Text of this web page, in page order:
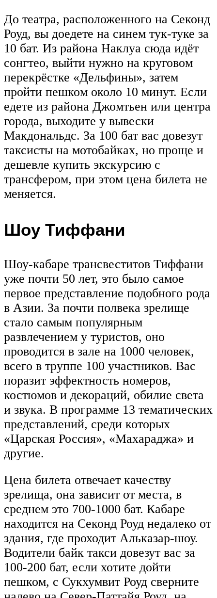
До театра, расположенного на Секонд
Роуд, вы доедете на синем тук-туке за
10 бат. Из района Наклуа сюда идёт
сонгтео, выйти нужно на круговом
перекрёстке «Дельфины», затем
пройти пешком около 10 минут. Если
едете из района Джомтьен или центра
города, выходите у вывески
Макдональдс. За 100 бат вас довезут
таксисты на мотобайках, но проще и
дешевле купить экскурсию с
трансфером, при этом цена билета не
меняется.
Шоу Тиффани
Шоу-кабаре трансвеститов Тиффани
уже почти 50 лет, это было самое
первое представление подобного рода
в Азии. За почти полвека зрелище
стало самым популярным
развлечением у туристов, оно
проводится в зале на 1000 человек,
всего в труппе 100 участников. Вас
поразит эффектность номеров,
костюмов и декораций, обилие света
и звука. В программе 13 тематических
представлений, среди которых
«Царская Россия», «Махараджа» и
другие.
Цена билета отвечает качеству
зрелища, она зависит от места, в
среднем это 700-1000 бат. Кабаре
находится на Секонд Роуд недалеко от
здания, где проходит Альказар-шоу.
Водители байк такси довезут вас за
100-200 бат, если хотите дойти
пешком, с Сукхумвит Роуд сверните